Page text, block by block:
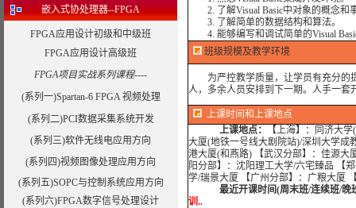
嵌入式协处理器--FPGA
FPGA应用设计初级和中级班
FPGA应用设计高级班
FPGA项目实战系列课程----
(系列一)Spartan-6 FPGA 视频处理
(系列二)PCI数据采集系统开发
(系列三)软件无线电应用方向
(系列四)视频图像处理应用方向
(系列五)SOPC与控制系统应用方向
(系列六)FPGA数字信号处理设计
2. 了解Visual Basic中对象的概念和
3. 了解简单的数据结构和算法。
4. 能够编写和调试简单的Visual
班级规模及教学环境
为严控教学质量，让学员有充分的
人，多余人员安排到下一期。人手一套
上课时间和上课地点
上课地点：
【上海】：同济大
大厦(地铁一号线大剧院站)/深圳大学成
港大厦(和燕路) 【武汉分部】：佳源大
阳分部】：沈阳理工大学/六宅臻品 【
学/瑞景大厦 【广州分部】：广粮大厦
最近开课时间(周末班/连续班/晚
训..